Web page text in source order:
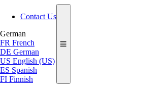
Contact Us
German
FR French
DE German
US English (US)
ES Spanish
FI Finnish